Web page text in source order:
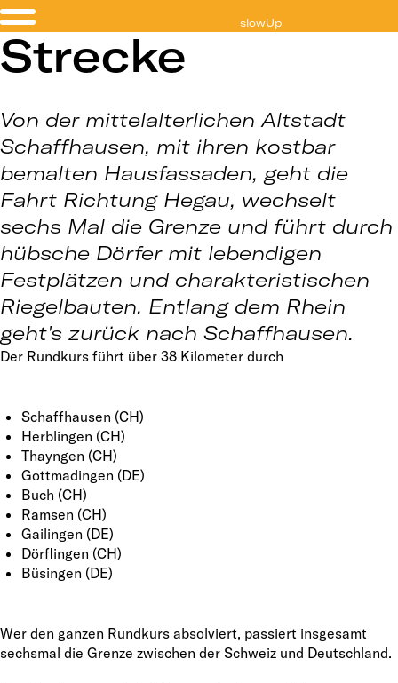
slowUp
Strecke
Von der mittelalterlichen Altstadt
Schaffhausen, mit ihren kostbar
bemalten Hausfassaden, geht die
Fahrt Richtung Hegau, wechselt
sechs Mal die Grenze und führt durch
hübsche Dörfer mit lebendigen
Festplätzen und charakteristischen
Riegelbauten. Entlang dem Rhein
geht's zurück nach Schaffhausen.
Der Rundkurs führt über 38 Kilometer durch
Schaffhausen (CH)
Herblingen (CH)
Thayngen (CH)
Gottmadingen (DE)
Buch (CH)
Ramsen (CH)
Gailingen (DE)
Dörflingen (CH)
Büsingen (DE)
Wer den ganzen Rundkurs absolviert, passiert insgesamt
sechsmal die Grenze zwischen der Schweiz und Deutschland.